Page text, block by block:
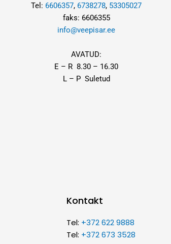
Tel: 6606357, 6738278, 53305027
faks: 6606355
info@veepisar.ee
AVATUD:
E – R 8.30 – 16.30
L – P Suletud
Kontakt
Tel: +372 622 9888
Tel: +372 673 3528